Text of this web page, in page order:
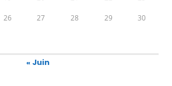
26 27 28 29 30
« Juin